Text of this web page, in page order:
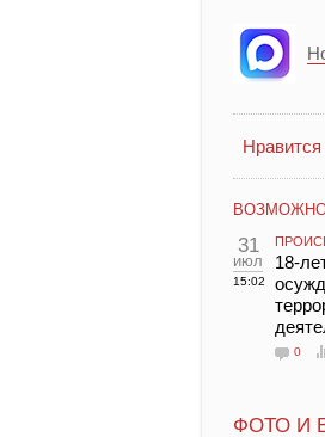
Нравится
31
июл
15:02
18-
0
ФОТО И